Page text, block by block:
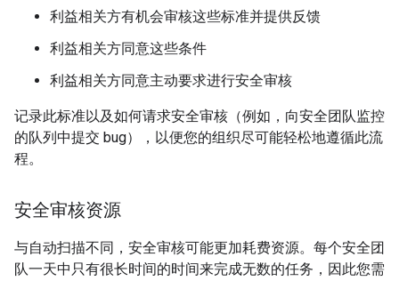
利益相关方有机会审核这些标准并提供反馈
利益相关方同意这些条件
利益相关方同意主动要求进行安全审核
记录此标准以及如何请求安全审核（例如，向安全团队监控
的队列中提交 bug），以便您的组织尽可能轻松地遵循此流
程。
安全审核资源
与自动扫描不同，安全审核可能更加耗费资源。每个安全团
队一天中只有很长时间的时间来完成无数的任务，因此您需